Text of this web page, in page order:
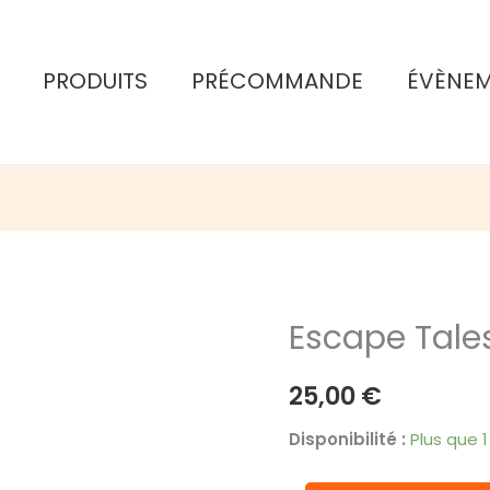
PRODUITS PRÉCOMMANDE
Escape
25,00€
Disponibilité : Plus que